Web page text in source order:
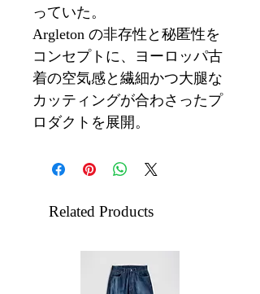
っていた。
Argleton の非存性と秘匿性を
コンセプトに、ヨーロッパ古
着の空気感と繊細かつ大腿な
カッティングが合わさったプ
ロダクトを展開。
Related Products